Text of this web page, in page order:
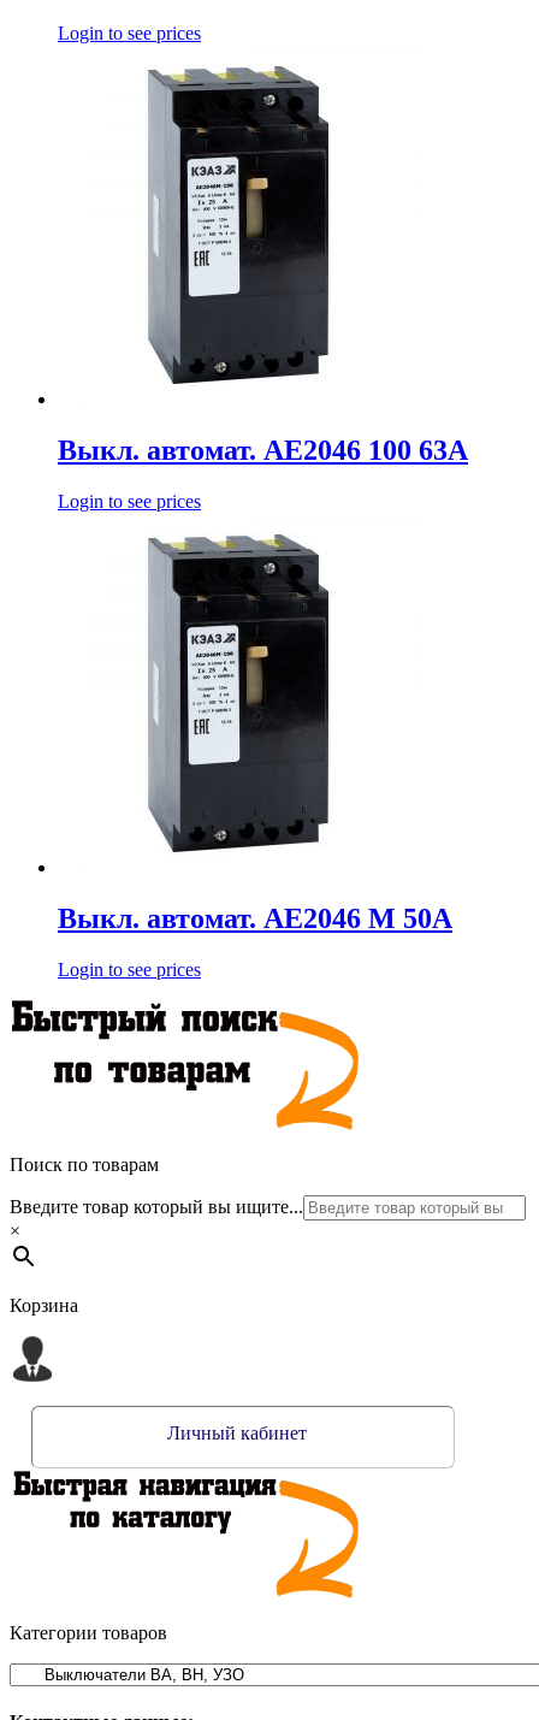
Login to see prices
Выкл. автомат. АЕ2046 100 63А
Login to see prices
Выкл. автомат. АЕ2046 М 50А
Login to see prices
Поиск по товарам
Введите товар который вы ищите...
×
Корзина
Личный кабинет
Категории товаров